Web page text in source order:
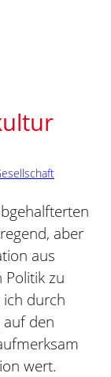
aber
aus
Politik zu
durch
auf den
wert.